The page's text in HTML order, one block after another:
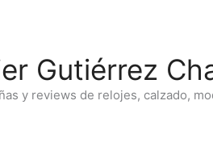
Gutiérrez
y reviews de relojes, calzado,